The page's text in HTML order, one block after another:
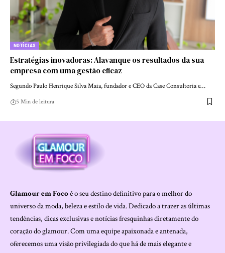
NOTÍCIAS
Estratégias inovadoras: Alavanque os resultados da sua
empresa com uma gestão eficaz
Segundo Paulo Henrique Silva Maia, fundador e CEO da Case Consultoria e…
5 Min de leitura
Glamour em Focoé o seu destino definitivo para o melhor do
universo da moda, beleza e estilo de vida. Dedicado a trazer as últimas
tendências, dicas exclusivas e notícias fresquinhas diretamente do
coração do glamour. Com uma equipe apaixonada e antenada,
oferecemos uma visão privilegiada do que há de mais elegante e